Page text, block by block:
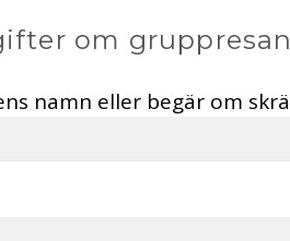
om gruppresan
namn eller begär om